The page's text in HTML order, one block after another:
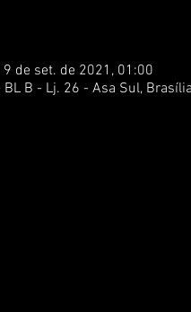
de set. de 2021, 01:00
BL B - Lj. 26 - Asa Sul,